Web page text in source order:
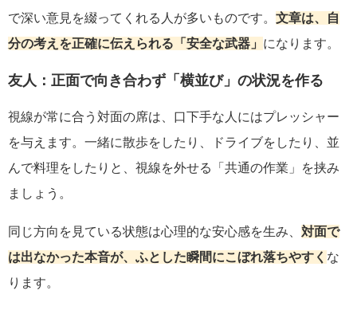
で深い意見を綴ってくれる人が多いものです。 文章は、自
分の考えを正確に伝えられる「安全な武器」 になります。
友人：正面で向き合わず「横並び」の状況を作る
視線が常に合う対面の席は、口下手な人にはプレッシャー
を与えます。一緒に散歩をしたり、ドライブをしたり、並
んで料理をしたりと、視線を外せる「共通の作業」を挟み
ましょう。
同じ方向を見ている状態は心理的な安心感を生み、 対面で
は出なかった本音が、ふとした瞬間にこぼれ落ちやすく な
ります。